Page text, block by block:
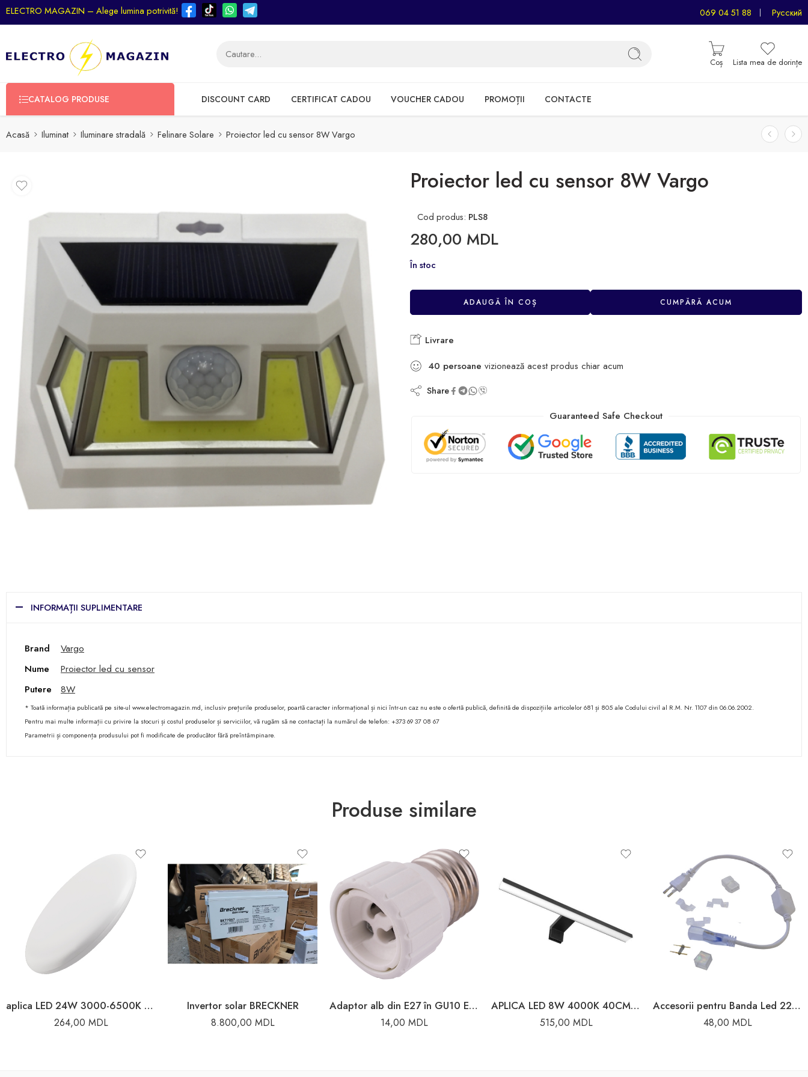
ELECTRO MAGAZIN – Alege lumina potrivită! 069 04 51 88 Русский
Coș Lista mea de dorințe
CATALOG PRODUSE DISCOUNT CARD CERTIFICAT CADOU VOUCHER CADOU PROMOȚII CONTACTE
Acasă Iluminat Iluminare stradală Felinare Solare Proiector led cu sensor 8W Vargo
Proiector led cu sensor 8W Vargo
Cod produs: PLS8
280,00 MDL
În stoc
ADAUGĂ ÎN COȘ CUMPĂRĂ ACUM
Livrare
40 persoane vizionează acest produs chiar acum
Share
Guaranteed Safe Checkout
INFORMAȚII SUPLIMENTARE
Brand
Vargo
Nume
Proiector led cu sensor
Putere
8W
* Toată informația publicată pe site-ul www.electromagazin.md, inclusiv prețurile produselor, poartă caracter informațional și nici într-un caz nu este o ofertă publică, definită de dispozițiile articolelor 681 și 805 ale Codului civil al R.M. Nr. 1107 din 06.06.2002.
Pentru mai multe informații cu privire la stocuri și costul produselor și serviciilor, vă rugăm să ne contactați la numărul de telefon: +373 69 37 08 67
Parametrii și componența produsului pot fi modificate de producător fără preîntâmpinare.
Produse similare
aplica LED 24W 3000-6500K 3N1 IP20 3N1
264,00 MDL
Invertor solar BRECKNER
8.800,00 MDL
Adaptor alb din E27 în GU10 Enext
14,00 MDL
APLICA LED 8W 4000K 40CM IP44 NEGRU KEIRA
515,00 MDL
Accesorii pentru Banda Led 220V 220V 220V Elmos
48,00 MDL